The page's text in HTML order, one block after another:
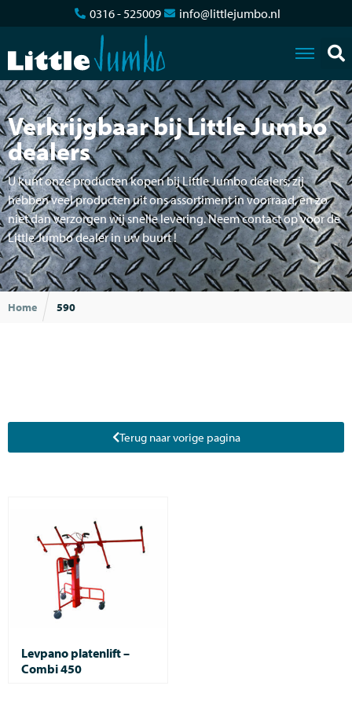
0316 - 525009 info@littlejumbo.nl
Verkrijgbaar bij Little Jumbo
dealers
U kunt onze producten kopen bij Little Jumbo dealers; zij
hebben veel producten uit ons assortiment in voorraad, en zo
niet dan verzorgen wij snelle levering. Neem contact op voor de
Little Jumbo dealer in uw buurt !
Home 590
Terug naar vorige pagina
Levpano platenlift –
Combi 450